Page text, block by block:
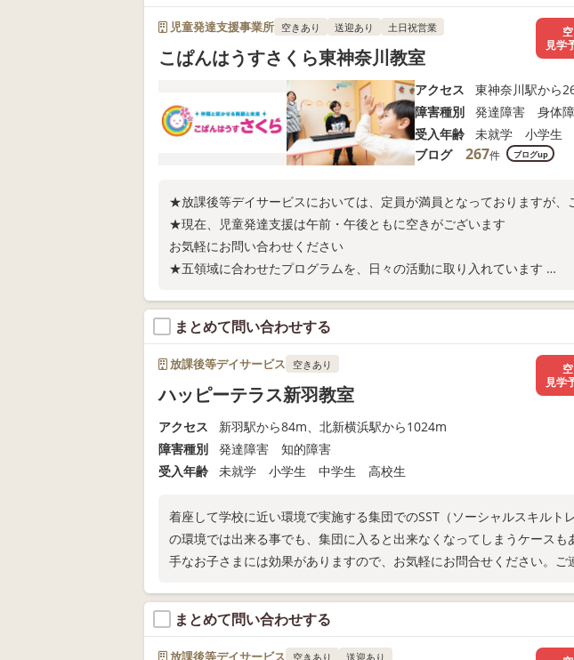
児童発達支援事業所 空きあり 送迎あり 土日祝営業
こぱんはうすさくら東神奈川教室
アクセス
東神奈川駅から
障害種別
発達障害 身体
受入年齢
未就学 小学生
ブログ
267件 ブログup
★放課後等デイサービスにおいては、定員が満員となっておりますが、
★現在、児童発達支援は午前・午後ともに空きがございます
お気軽にお問い合わせください
★五領域に合わせたプログラムを、日々の活動に取り入れています
見学
まとめて問い合わせする
放課後等デイサービス 空きあり
ハッピーテラス新羽教室
アクセス
新羽駅から84m、北新横浜駅から1024m
障害種別
発達障害 知的障害
受入年齢
未就学 小学生 中学生 高校生
着座して学校に近い環境で実施する集団でのSST（ソーシャルスキルト
の環境では出来る事でも、集団に入ると出来なくなってしまうケース
手なお子さまには効果がありますので、お気軽にお問合せください。ご
見学
まとめて問い合わせする
放課後等デイサービス 空きあり 送迎あり